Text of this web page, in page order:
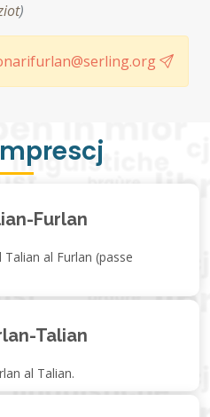
)
Furlan
al Furlan (passe
Talian
al Talian.